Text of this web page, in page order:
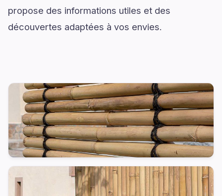
propose des informations utiles et des
découvertes adaptées à vos envies.